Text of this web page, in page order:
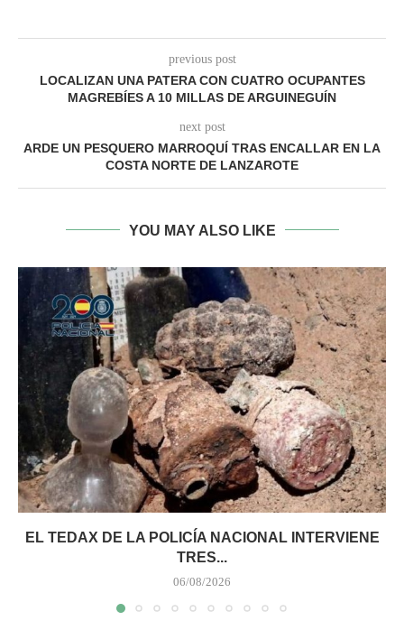
previous post
LOCALIZAN UNA PATERA CON CUATRO OCUPANTES
MAGREBÍES A 10 MILLAS DE ARGUINEGUÍN
next post
ARDE UN PESQUERO MARROQUÍ TRAS ENCALLAR EN LA
COSTA NORTE DE LANZAROTE
YOU MAY ALSO LIKE
EL TEDAX DE LA POLICÍA NACIONAL INTERVIENE
TRES...
06/08/2026